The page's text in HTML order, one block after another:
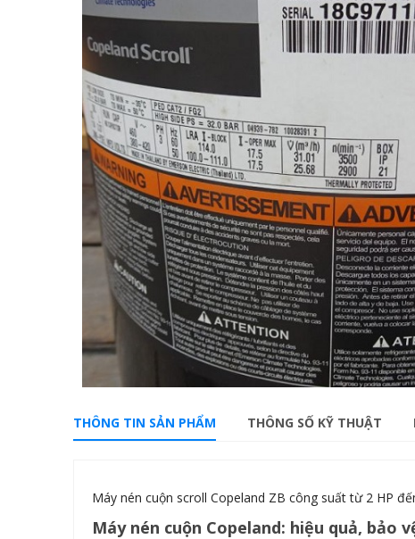
THÔNG TIN SẢN PHẨM THÔNG SỐ KỸ THUẬT
Máy nén cuộn scroll Copeland ZB công suất từ 2 HP
Máy nén cuộn Copeland: hiệu quả,